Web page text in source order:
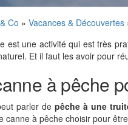
Co » Vacances & Découvertes
est une activité qui est très
Et il faut les avoir pour
à pêche
parler de pêche à une
canne à pêche choisir pour